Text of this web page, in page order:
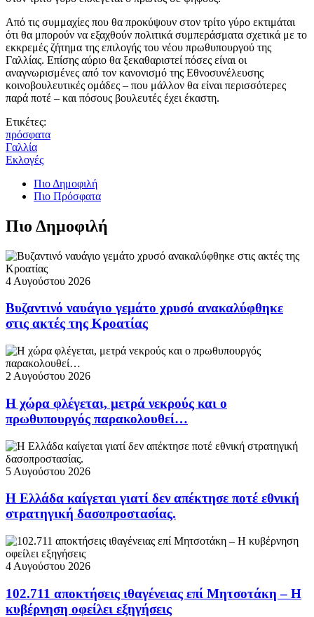
Από τις συμμαχίες που θα προκύψουν στον τρίτο γύρο εκτιμάται
ότι θα μπορούν να εξαχθούν πολιτικά συμπεράσματα σχετικά με το
εκκρεμές ζήτημα της επιλογής του νέου πρωθυπουργού της
Γαλλίας. Επίσης αύριο θα ξεκαθαριστεί πόσες είναι οι
αναγνωρισμένες από τον κανονισμό της Εθνοσυνέλευσης
κοινοβουλευτικές ομάδες – που μάλλον θα είναι περισσότερες
παρά ποτέ – και πόσους βουλευτές έχει έκαστη.
Ετικέτες:
πρόσφατα
Γαλλία
Εκλογές
Πιο Δημοφιλή
Πιο Πρόσφατα
Πιο Δημοφιλή
4 Αυγούστου 2026
Βυζαντινό ναυάγιο γεμάτο χρυσό ανακαλύφθηκε
στις ακτές της Κροατίας
2 Αυγούστου 2026
Η χώρα φλέγεται, μετρά νεκρούς και ο
πρωθυπουργός παρακολουθεί…
5 Αυγούστου 2026
Η Ελλάδα καίγεται γιατί δεν απέκτησε ποτέ εθνική
στρατηγική δασοπροστασίας.
4 Αυγούστου 2026
102.711 αποκτήσεις ιθαγένειας επί Μητσοτάκη – Η
κυβέρνηση οφείλει εξηγήσεις